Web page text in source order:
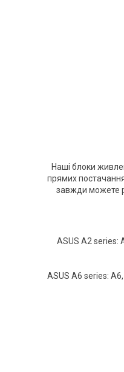
Наші блоки
прямих
завжди можете
ASUS A2 series:
ASUS A6 series: